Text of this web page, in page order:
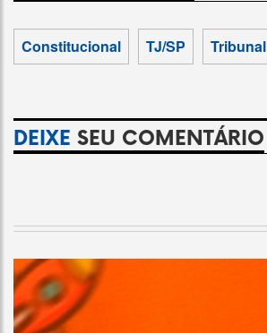
Constitucional TJ/SP Tribunal
DEIXE SEU COMENTÁRIO